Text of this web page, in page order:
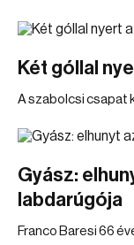
Két góllal
A szabolcsi csapat
Gyász:
labdarúgója
Franco Baresi 66